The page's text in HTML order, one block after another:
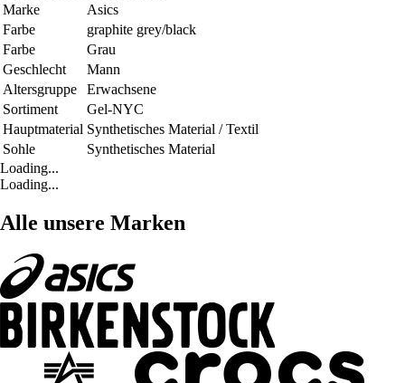
Marke
Asics
Farbe
graphite grey/black
Farbe
Grau
Geschlecht
Mann
Altersgruppe
Erwachsene
Sortiment
Gel-NYC
Hauptmaterial Synthetisches Material / Textil
Sohle
Synthetisches Material
Loading...
Loading...
Alle unsere Marken